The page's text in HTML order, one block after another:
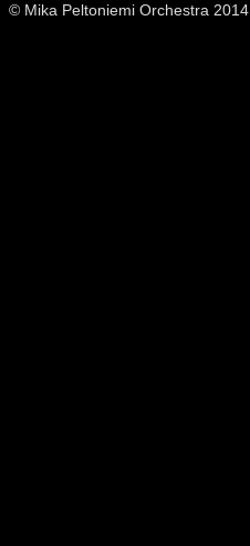
© Mika Peltoniemi Orchestra 2014